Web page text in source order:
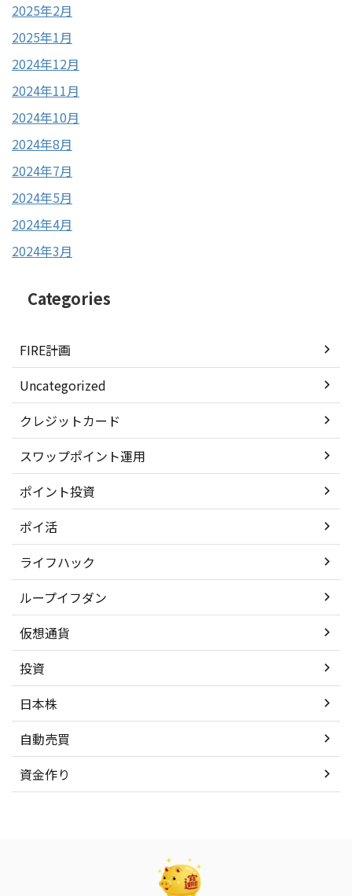
2025年2月
2025年1月
2024年12月
2024年11月
2024年10月
2024年8月
2024年7月
2024年5月
2024年4月
2024年3月
Categories
FIRE計画
Uncategorized
クレジットカード
スワップポイント運用
ポイント投資
ポイ活
ライフハック
ループイフダン
仮想通貨
投資
日本株
自動売買
資金作り